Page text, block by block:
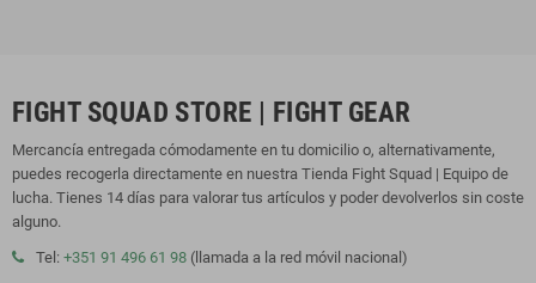
FIGHT SQUAD STORE | FIGHT GEAR
Mercancía entregada cómodamente en tu domicilio o, alternativamente,
puedes recogerla directamente en nuestra Tienda Fight Squad | Equipo de
lucha. Tienes 14 días para valorar tus artículos y poder devolverlos sin coste
alguno.
Tel: +351 91 496 61 98 (llamada a la red móvil nacional)